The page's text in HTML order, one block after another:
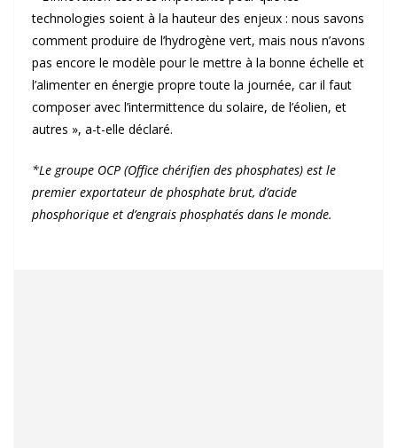
technologies soient à la hauteur des enjeux : nous savons
comment produire de l’hydrogène vert, mais nous n’avons
pas encore le modèle pour le mettre à la bonne échelle et
l’alimenter en énergie propre toute la journée, car il faut
composer avec l’intermittence du solaire, de l’éolien, et
autres », a-t-elle déclaré.
*Le groupe OCP (Office chérifien des phosphates) est le
premier exportateur de phosphate brut, d’acide
phosphorique et d’engrais phosphatés dans le monde.